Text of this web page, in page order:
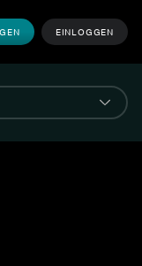
EINLOGGEN